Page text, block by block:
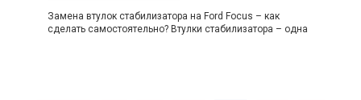
Замена втулок стабилизатора на Ford Focus – как
сделать самостоятельно? Втулки стабилизатора – одна